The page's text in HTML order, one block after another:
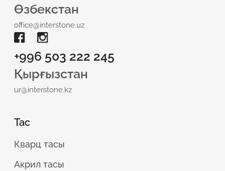
Өзбекстан
office@interstone.uz
+996 503 222 245
Қырғызстан
ur@interstone.kz
Тас
Кварц тасы
Акрил тасы